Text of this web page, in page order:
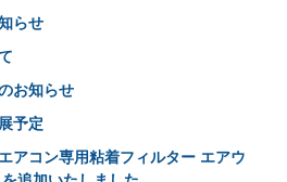
らせ
お知らせ
予定
アコン専用粘着フィルター エアウ